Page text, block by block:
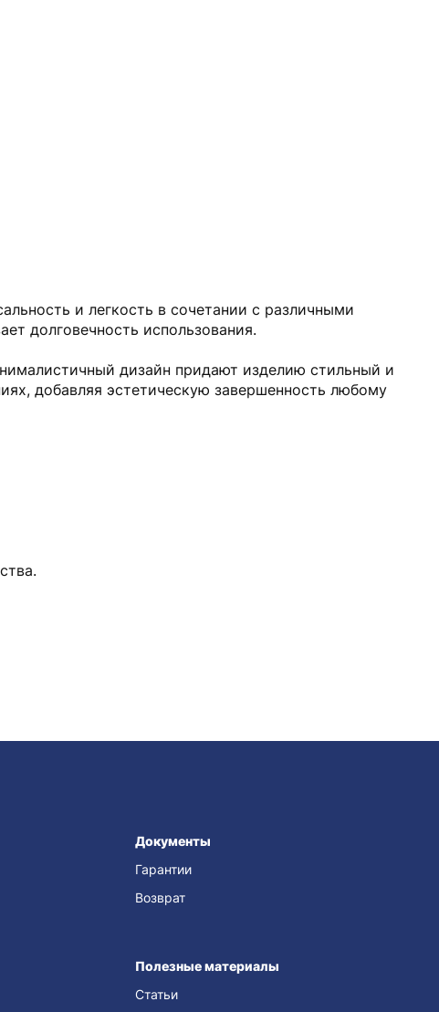
и легкость в сочетании с различными
долговечность использования.
дизайн придают изделию стильный и
добавляя эстетическую завершенность любому
Документы
Гарантии
Возврат
Полезные материалы
Статьи